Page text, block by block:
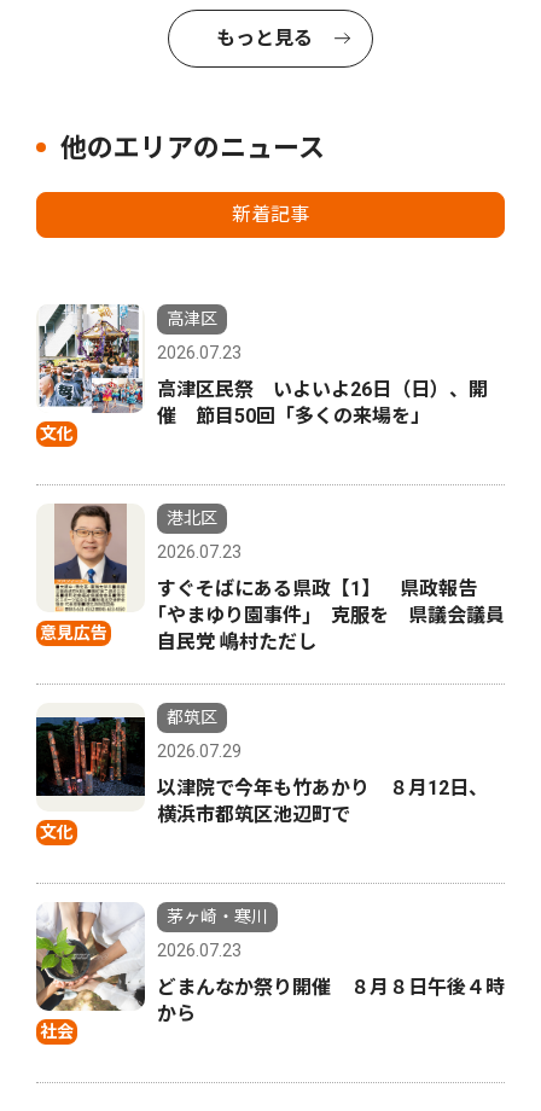
もっと見る
他のエリアのニュース
新着記事
文化
高津区
2026.07.23
高津区民祭 いよいよ26日（日）、開
催 節目50回「多くの来場を」
意見広告
港北区
2026.07.23
すぐそばにある県政【1】 県政報告
｢やまゆり園事件｣ 克服を 県議会議員
自民党 嶋村ただし
文化
都筑区
2026.07.29
以津院で今年も竹あかり ８月12日、
横浜市都筑区池辺町で
社会
茅ヶ崎・寒川
2026.07.23
どまんなか祭り開催 ８月８日午後４時
から